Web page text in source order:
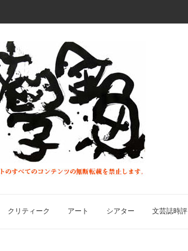
クリティーク アート シアター 文芸誌時評